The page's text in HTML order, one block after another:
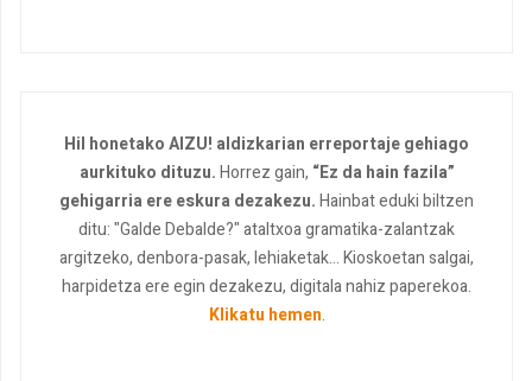
Hil honetako AIZU! aldizkarian erreportaje gehiago
aurkituko dituzu.Horrez gain, “Ez da hain fazila”
gehigarria ere eskura dezakezu.Hainbat eduki biltzen
ditu: "Galde Debalde?" ataltxoa gramatika-zalantzak
argitzeko, denbora-pasak, lehiaketak... Kioskoetan salgai,
harpidetza ere egin dezakezu, digitala nahiz paperekoa.
Klikatu hemen.